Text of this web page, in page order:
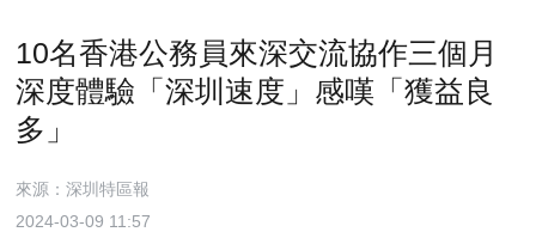
10名香港公務員來深交流協作三個月
深度體驗「深圳速度」感嘆「獲益良
多」
來源：深圳特區報
2024-03-09 11:57